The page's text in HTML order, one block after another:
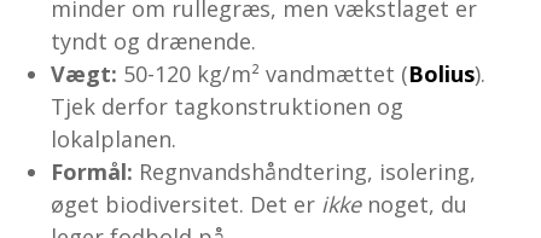
minder om rullegræs, men vækstlaget er
tyndt og drænende.
Vægt: 50-120 kg/m² vandmættet (Bolius).
Tjek derfor tagkonstruktionen og
lokalplanen.
Formål: Regnvandshåndtering, isolering,
øget biodiversitet. Det er ikkenoget, du